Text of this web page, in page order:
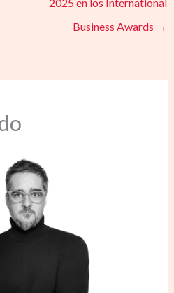
Business Awards →